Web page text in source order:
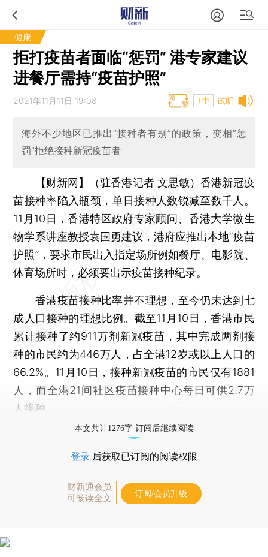
健康
拒打疫苗者面临“惩罚” 港专家建议
进餐厅需持“疫苗护照”
试听
2021年11月11日 19:08 T中
海外不少地区已推出“接种者有别”的政策，变相“惩
罚”拒绝接种新冠疫苗者
【财新网】（驻香港记者 文思敏）香港新冠疫
苗接种率陷入瓶颈，单日接种人数锐减至数千人。
11月10日，香港特区政府专家顾问、香港大学微生
物学系讲座教授袁国勇建议，港府应推出本地“疫苗
护照”，要求市民出入指定场所例如餐厅、电影院、
体育场所时，必须要出示疫苗接种纪录。
香港疫苗接种比率并不理想，至今仍未达到七
成人口接种的理想比例。截至11月10日，香港市民
累计接种了约911万剂新冠疫苗，其中完成两剂接
种的市民约为446万人，占全港12岁或以上人口的
66.2%。11月10日，接种新冠疫苗的市民仅有1881
人，而全港21间社区疫苗接种中心每日可供2.7万
人接种。
本文共计1276字 订阅后继续阅读
登录 后获取已订阅的阅读权限
财新通会员
可畅读全文
订阅/会员升级